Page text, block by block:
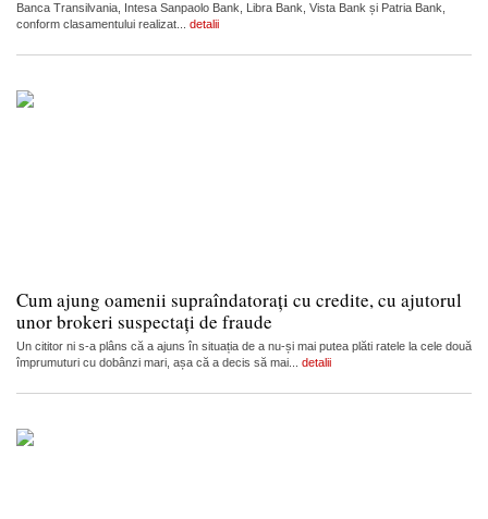
Banca Transilvania, Intesa Sanpaolo Bank, Libra Bank, Vista Bank și Patria Bank,
conform clasamentului realizat... detalii
Cum ajung oamenii supraîndatorați cu credite, cu ajutorul
unor brokeri suspectați de fraude
Un cititor ni s-a plâns că a ajuns în situația de a nu-și mai putea plăti ratele la cele două
împrumuturi cu dobânzi mari, așa că a decis să mai... detalii